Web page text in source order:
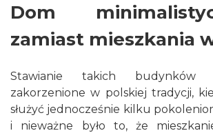
Dom
zamiast mieszkania
Stawianie takich budynków
zakorzenione w polskiej tradycji,
służyć jednocześnie kilku
i nieważne było to, że